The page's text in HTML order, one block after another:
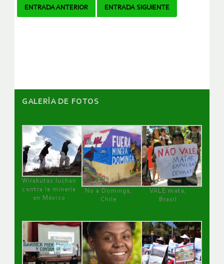
Navegador
ENTRADA ANTERIOR ENTRADA SIGUIENTE
GALERÌA DE FOTOS
Wirakutas luchan
contra la minería
en México
No a Dominga,
Chile
VALE mata,
Brasil